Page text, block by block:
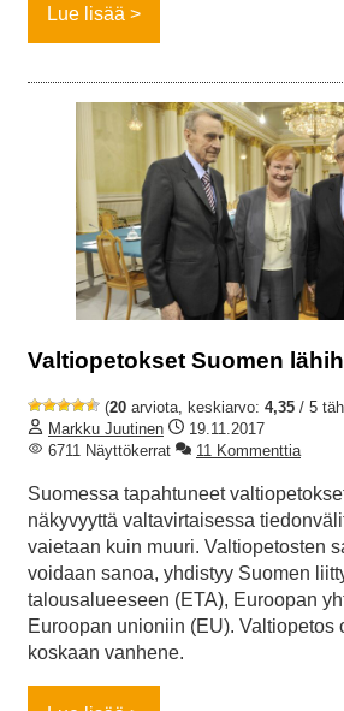
Lue lisää
Valtiopetokset Suomen
(20 arviota, keskiarvo: 4,35 / 5
Markku Juutinen
19.11.2017
6711 Näyttökerrat
11 Kommenttia
Suomessa tapahtuneet
näkyvyyttä valtavirtaisessa
vaietaan kuin muuri. Valtiopetosten
voidaan sanoa, yhdistyy Suomen
talousalueeseen (ETA), Euroopan
Euroopan unioniin (EU). Valtiopetos
koskaan vanhene.